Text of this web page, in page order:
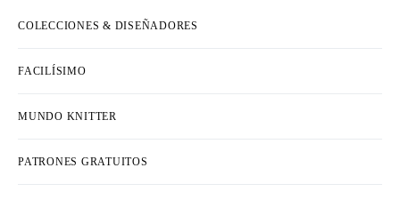
COLECCIONES & DISEÑADORES
FACILÍSIMO
MUNDO KNITTER
PATRONES GRATUITOS